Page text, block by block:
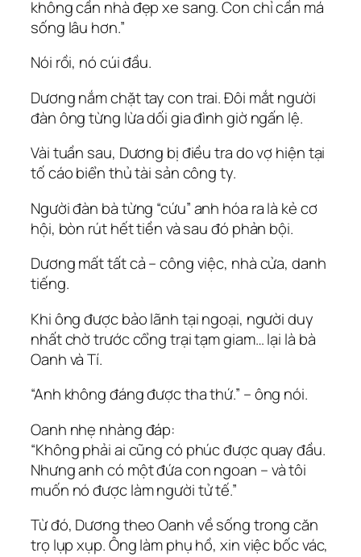
không cần nhà đẹp xe sang. Con chỉ cần má
sống lâu hơn.”
Nói rồi, nó cúi đầu.
Dương nắm chặt tay con trai. Đôi mắt người
đàn ông từng lừa dối gia đình giờ ngấn lệ.
Vài tuần sau, Dương bị điều tra do vợ hiện tại
tố cáo biển thủ tài sản công ty.
Người đàn bà từng “cứu” anh hóa ra là kẻ cơ
hội, bòn rút hết tiền và sau đó phản bội.
Dương mất tất cả – công việc, nhà cửa, danh
tiếng.
Khi ông được bảo lãnh tại ngoại, người duy
nhất chờ trước cổng trại tạm giam… lại là bà
Oanh và Tí.
“Anh không đáng được tha thứ.” – ông nói.
Oanh nhẹ nhàng đáp:
“Không phải ai cũng có phúc được quay đầu.
Nhưng anh có một đứa con ngoan – và tôi
muốn nó được làm người tử tế.”
Từ đó, Dương theo Oanh về sống trong căn
trọ lụp xụp. Ông làm phụ hồ, xin việc bốc vác,